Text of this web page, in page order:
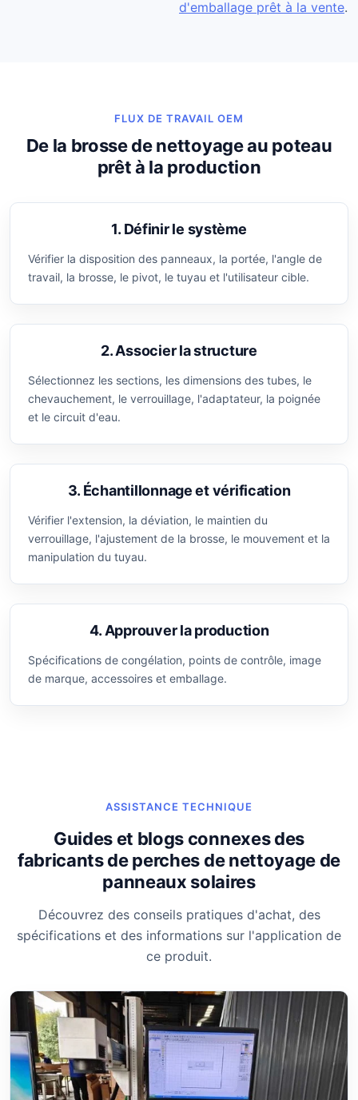
d'emballage prêt à la vente.
FLUX DE TRAVAIL OEM
De la brosse de nettoyage au poteau
prêt à la production
1. Définir le système
Vérifier la disposition des panneaux, la portée, l'angle de
travail, la brosse, le pivot, le tuyau et l'utilisateur cible.
2. Associer la structure
Sélectionnez les sections, les dimensions des tubes, le
chevauchement, le verrouillage, l'adaptateur, la poignée
et le circuit d'eau.
3. Échantillonnage et vérification
Vérifier l'extension, la déviation, le maintien du
verrouillage, l'ajustement de la brosse, le mouvement et la
manipulation du tuyau.
4. Approuver la production
Spécifications de congélation, points de contrôle, image
de marque, accessoires et emballage.
ASSISTANCE TECHNIQUE
Guides et blogs connexes des
fabricants de perches de nettoyage de
panneaux solaires
Découvrez des conseils pratiques d'achat, des
spécifications et des informations sur l'application de
ce produit.